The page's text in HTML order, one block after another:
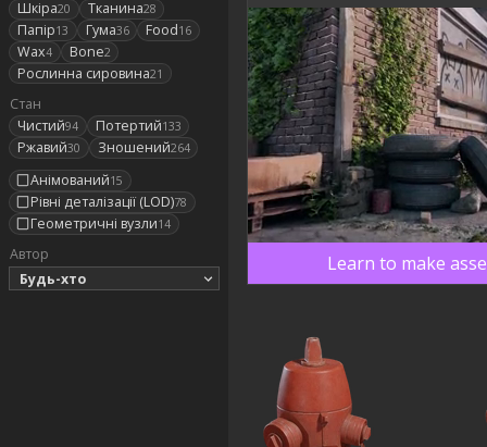
Шкіра20 Тканина28
Папір13 Гума36 Food16
Wax4 Bone2
Рослинна сировина21
Стан
Чистий94 Потертий133
Ржавий30 Зношений264
Анімований15
Рівні деталізації (LOD)78
Геометричні вузли14
Автор
Будь-хто
Learn to make